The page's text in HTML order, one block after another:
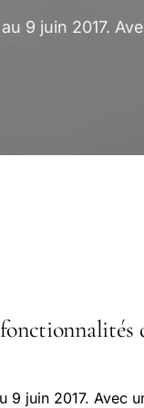
9 juin 2017.
9 juin 2017. Avec